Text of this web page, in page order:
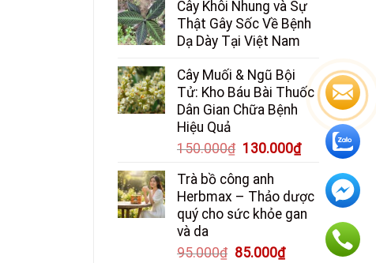
là:
250.000₫.
tại
là:
Cây Khôi Nhung và Sự
Thật Gây Sốc Về Bệnh
Dạ Dày Tại Việt Nam
Cây Muối & Ngũ Bội
Tử: Kho Báu Bài Thuốc
Dân Gian Chữa Bệnh
Hiệu Quả
150.000₫ Giá
là:
150.000₫.
130.000₫Giá
là:
130.000₫.
Trà bồ công anh
Herbmax – Thảo dược
quý cho sức khỏe gan
và da
95.000₫ Giá
85.000₫Giá